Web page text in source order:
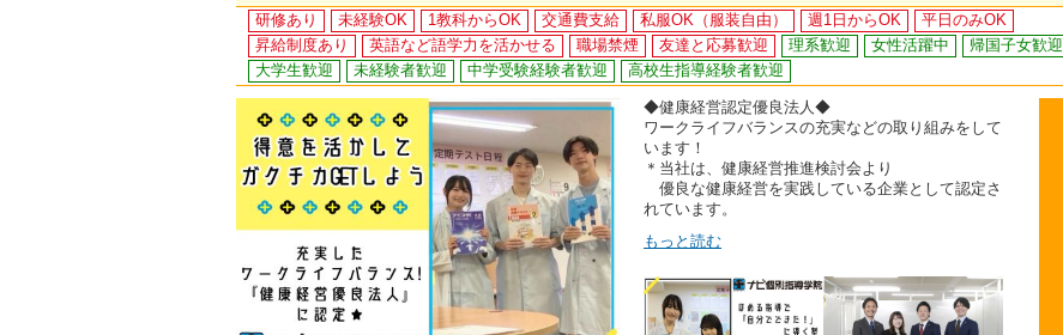
研修あり 未経験OK 1教科からOK 交通費支給 私服OK（服装自由） 週1日からOK
平日のみOK
昇給制度あり
英語など語学力を活かせる 職場禁煙 友達と応募歓迎 理系歓迎 女性活躍中
帰国子女歓迎
大学生歓迎
未経験者歓迎 中学受験経験者歓迎 高校生指導経験者歓迎
◆健康経営認定優良法人◆
ワークライフバランスの充実などの取り組みをして
います！
＊当社は、健康経営推進検討会より
優良な健康経営を実践している企業として認定さ
れています。
もっと読む